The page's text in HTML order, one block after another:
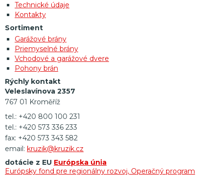
Technické údaje
Kontakty
Sortiment
Garážové brány
Priemyselné brány
Vchodové a garážové dvere
Pohony brán
Rýchly kontakt
Veleslavínova 2357
767 01 Kroměříž
tel.: +420 800 100 231
tel.: +420 573 336 233
fax: +420 573 343 582
email: kruzik@kruzik.cz
dotácie z EU Európska únia
Európsky fond pre regionálny rozvoj, Operačný program